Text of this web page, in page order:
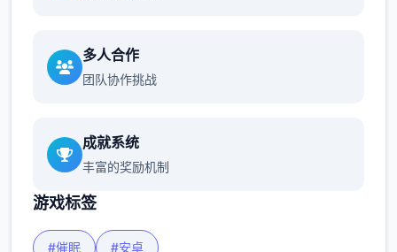
多人合作
团队协作挑战
成就系统
丰富的奖励机制
游戏标签
#催眠 #安卓